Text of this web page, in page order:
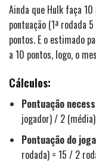
Ainda que Hulk faça
pontuação (1ª rodada
pontos. E o estimado
a 10 pontos, logo, o
Cálculos:
Pontuação
jogador) / 2
Pontuação do
rodada) = 15 / 2